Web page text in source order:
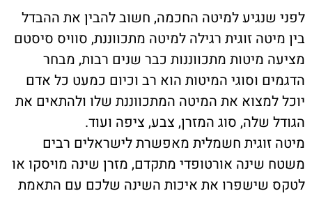
לפני שנגיע למיטה החכמה, חשוב להבין את ההבדל
בין מיטה זוגית רגילה למיטה מתכווננת, סוויס סיסטם
מציעה מיטות מתכווננות כבר שנים רבות, מבחר
הדגמים וסוגי המיטות הוא רב וכיום כמעט כל אדם
יוכל למצוא את המיטה המתכווננת שלו ולהתאים את
הגודל שלה, סוג המזרן, צבע, ציפה ועוד.
מיטה זוגית חשמלית מאפשרת לישראלים רבים
משטח שינה אורטופדי מתקדם, מזרן שינה מויסקו או
לטקס שישפרו את איכות השינה שלכם עם התאמת